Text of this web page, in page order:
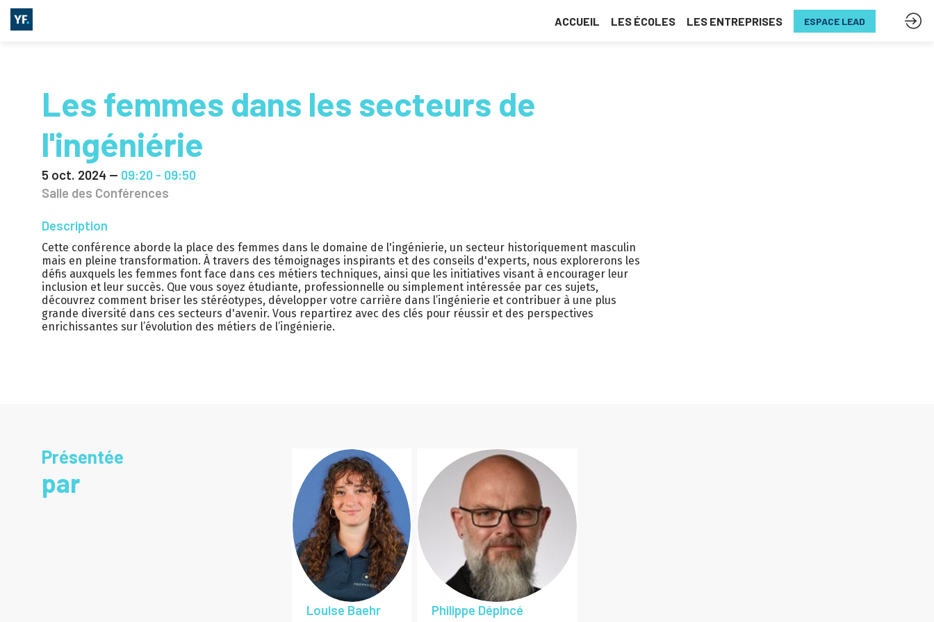
ACCUEIL LES ÉCOLES LES ENTREPRISES ESPACE LEAD
Les femmes dans les secteurs de
l'ingéniérie
5 oct. 2024 — 09:20 - 09:50
Salle des Conférences
Description
Cette conférence aborde la place des femmes dans le domaine de l'ingénierie, un secteur historiquement masculin
mais en pleine transformation. À travers des témoignages inspirants et des conseils d'experts, nous explorerons les
défis auxquels les femmes font face dans ces métiers techniques, ainsi que les initiatives visant à encourager leur
inclusion et leur succès. Que vous soyez étudiante, professionnelle ou simplement intéressée par ces sujets,
découvrez comment briser les stéréotypes, développer votre carrière dans l’ingénierie et contribuer à une plus
grande diversité dans ces secteurs d'avenir. Vous repartirez avec des clés pour réussir et des perspectives
enrichissantes sur l’évolution des métiers de l’ingénierie.
Présentée
par
LB
Louise Baehr
PD
Philippe Dépincé